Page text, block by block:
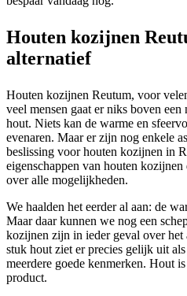
Houten kozijnen
alternatief
Houten kozijnen Reutum, voor
veel mensen gaat er niks boven
hout. Niets kan de warme en
evenaren. Maar er zijn nog enkele
beslissing voor houten kozijnen in
eigenschappen van houten
over alle mogelijkheden.
We haalden het eerder al aan: de
Maar daar kunnen we nog een
kozijnen zijn in ieder geval over
stuk hout ziet er precies gelijk uit
meerdere goede kenmerken. Hout
product.